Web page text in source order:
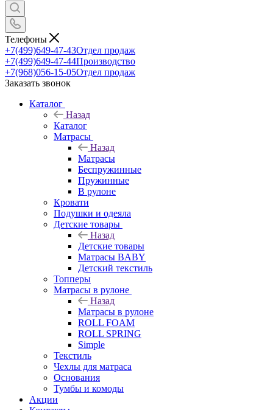
Телефоны
+7(499)649-47-43Отдел продаж
+7(499)649-47-44Производство
+7(968)056-15-05Отдел продаж
Заказать звонок
Каталог
Назад
Каталог
Матрасы
Назад
Матрасы
Беспружинные
Пружинные
В рулоне
Кровати
Подушки и одеяла
Детские товары
Назад
Детские товары
Матрасы BABY
Детский текстиль
Топперы
Матрасы в рулоне
Назад
Матрасы в рулоне
ROLL FOAM
ROLL SPRING
Simple
Текстиль
Чехлы для матраса
Основания
Тумбы и комоды
Акции